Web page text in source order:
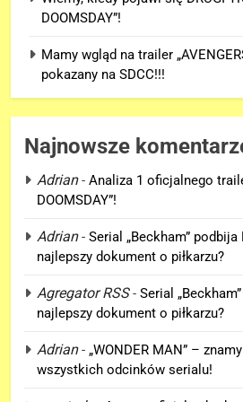
DOOMSDAY”!
Mamy wgląd na trailer
pokazany na SDCC!!!
Najnowsze
Adrian- Analiza 1 oficjalnego
DOOMSDAY”!
Adrian- Serial „Beckham”
najlepszy dokument o piłkarzu?
Agregator RSS- Serial
najlepszy dokument o piłkarzu?
Adrian- „WONDER MAN” –
wszystkich odcinków serialu!
Mamy
pokazany na
FILMY
6
Tom